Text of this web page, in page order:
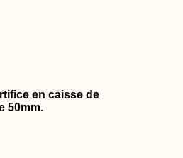
en caisse de
50mm.